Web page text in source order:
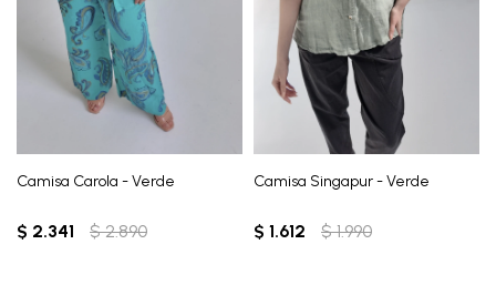
Camisa Carola - Verde
$ 2.341 $ 2.890
Camisa Singapur - Verde
$ 1.612 $ 1.990